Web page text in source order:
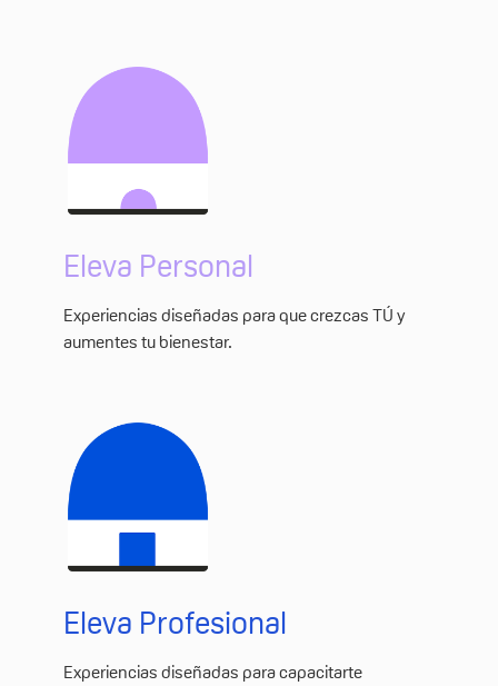
Eleva Personal
Experiencias diseñadas para que crezcas TÚ y
aumentes tu bienestar.
Eleva Profesional
Experiencias diseñadas para capacitarte